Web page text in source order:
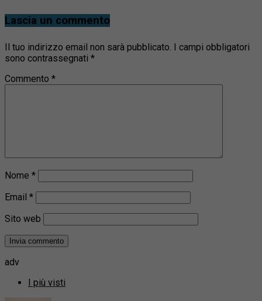
Lascia un commento
Il tuo indirizzo email non sarà pubblicato. I campi obbligatori
sono contrassegnati *
Commento *
Nome *
Email *
Sito web
adv
I più visti